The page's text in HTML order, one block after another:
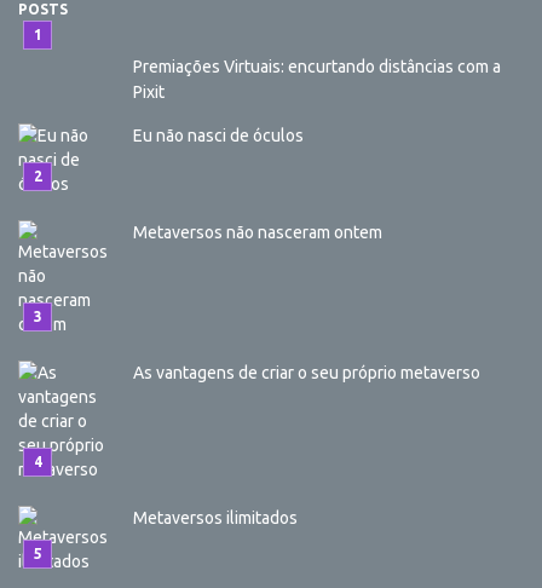
POSTS
Premiações Virtuais: encurtando distâncias com a
Pixit
Eu não nasci de óculos
Metaversos não nasceram ontem
As vantagens de criar o seu próprio metaverso
Metaversos ilimitados